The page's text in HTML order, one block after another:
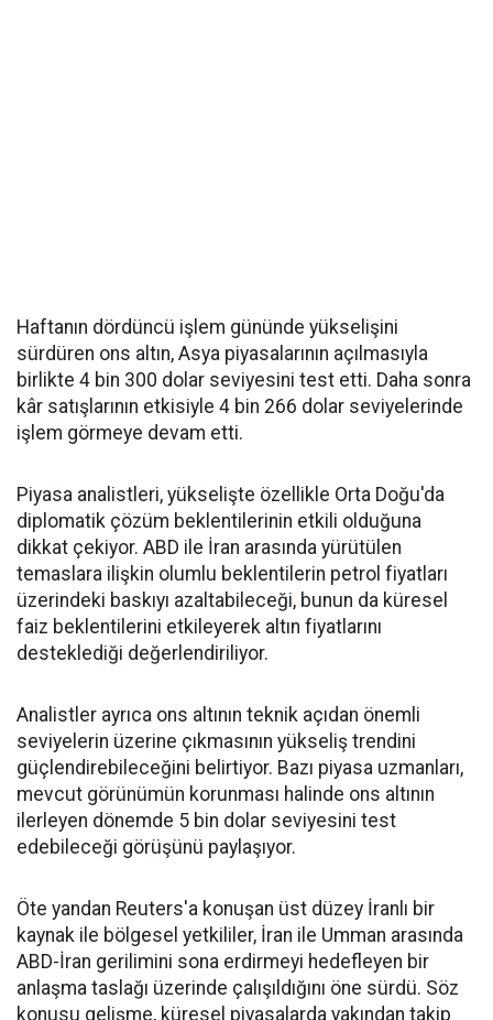
Haftanın dördüncü işlem gününde yükselişini
sürdüren ons altın, Asya piyasalarının açılmasıyla
birlikte 4 bin 300 dolar seviyesini test etti. Daha sonra
kâr satışlarının etkisiyle 4 bin 266 dolar seviyelerinde
işlem görmeye devam etti.
Piyasa analistleri, yükselişte özellikle Orta Doğu'da
diplomatik çözüm beklentilerinin etkili olduğuna
dikkat çekiyor. ABD ile İran arasında yürütülen
temaslara ilişkin olumlu beklentilerin petrol fiyatları
üzerindeki baskıyı azaltabileceği, bunun da küresel
faiz beklentilerini etkileyerek altın fiyatlarını
desteklediği değerlendiriliyor.
Analistler ayrıca ons altının teknik açıdan önemli
seviyelerin üzerine çıkmasının yükseliş trendini
güçlendirebileceğini belirtiyor. Bazı piyasa uzmanları,
mevcut görünümün korunması halinde ons altının
ilerleyen dönemde 5 bin dolar seviyesini test
edebileceği görüşünü paylaşıyor.
Öte yandan Reuters'a konuşan üst düzey İranlı bir
kaynak ile bölgesel yetkililer, İran ile Umman arasında
ABD-İran gerilimini sona erdirmeyi hedefleyen bir
anlaşma taslağı üzerinde çalışıldığını öne sürdü. Söz
konusu gelişme, küresel piyasalarda yakından takip